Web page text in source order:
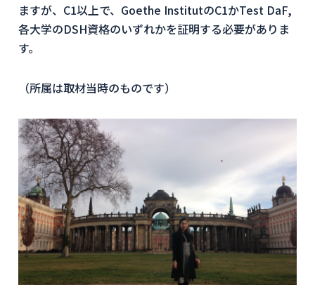
ますが、C1以上で、Goethe InstitutのC1かTest DaF,
各大学のDSH資格のいずれかを証明する必要がありま
す。
（所属は取材当時のものです）